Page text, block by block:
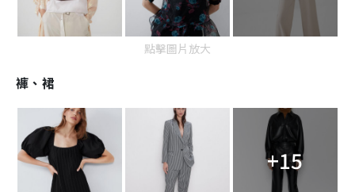
點擊圖片放大
褲、裙
+15